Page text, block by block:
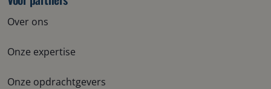
Over ons
Onze expertise
Onze opdrachtgevers